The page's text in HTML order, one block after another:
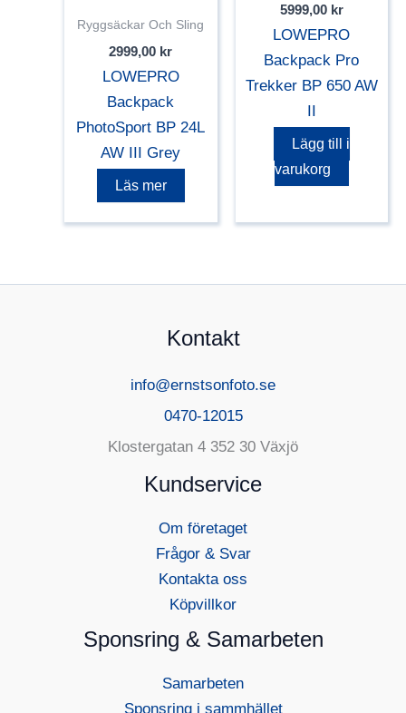
Ryggsäckar Och Sling
2999,00 kr
LOWEPRO
Backpack
PhotoSport BP 24L
AW III Grey
Läs mer
5999,00 kr
LOWEPRO
Backpack Pro
Trekker BP 650 AW
II
Lägg till i
varukorg
Kontakt
info@ernstsonfoto.se
0470-12015
Klostergatan 4 352 30 Växjö
Kundservice
Om företaget
Frågor & Svar
Kontakta oss
Köpvillkor
Sponsring & Samarbeten
Samarbeten
Sponsring i sammhället